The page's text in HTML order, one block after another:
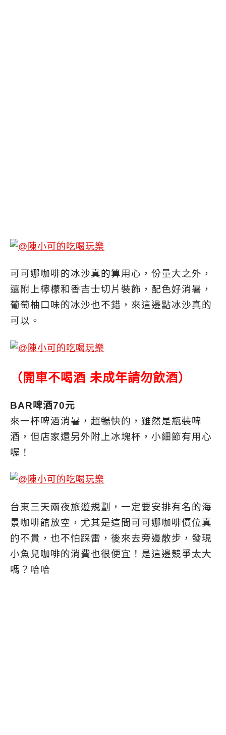
可可娜咖啡的冰沙真的算用心，份量大之外，
還附上檸檬和香吉士切片裝飾，配色好消暑，
葡萄柚口味的冰沙也不錯，來這邊點冰沙真的
可以。
（開車不喝酒 未成年請勿飲酒）
BAR啤酒70元
來一杯啤酒消暑，超暢快的，雖然是瓶裝啤
酒，但店家還另外附上冰塊杯，小細節有用心
喔！
台東三天兩夜旅遊規劃，一定要安排有名的海
景咖啡館放空，尤其是這間可可娜咖啡價位真
的不貴，也不怕踩雷，後來去旁邊散步，發現
小魚兒咖啡的消費也很便宜！是這邊競爭太大
嗎？哈哈